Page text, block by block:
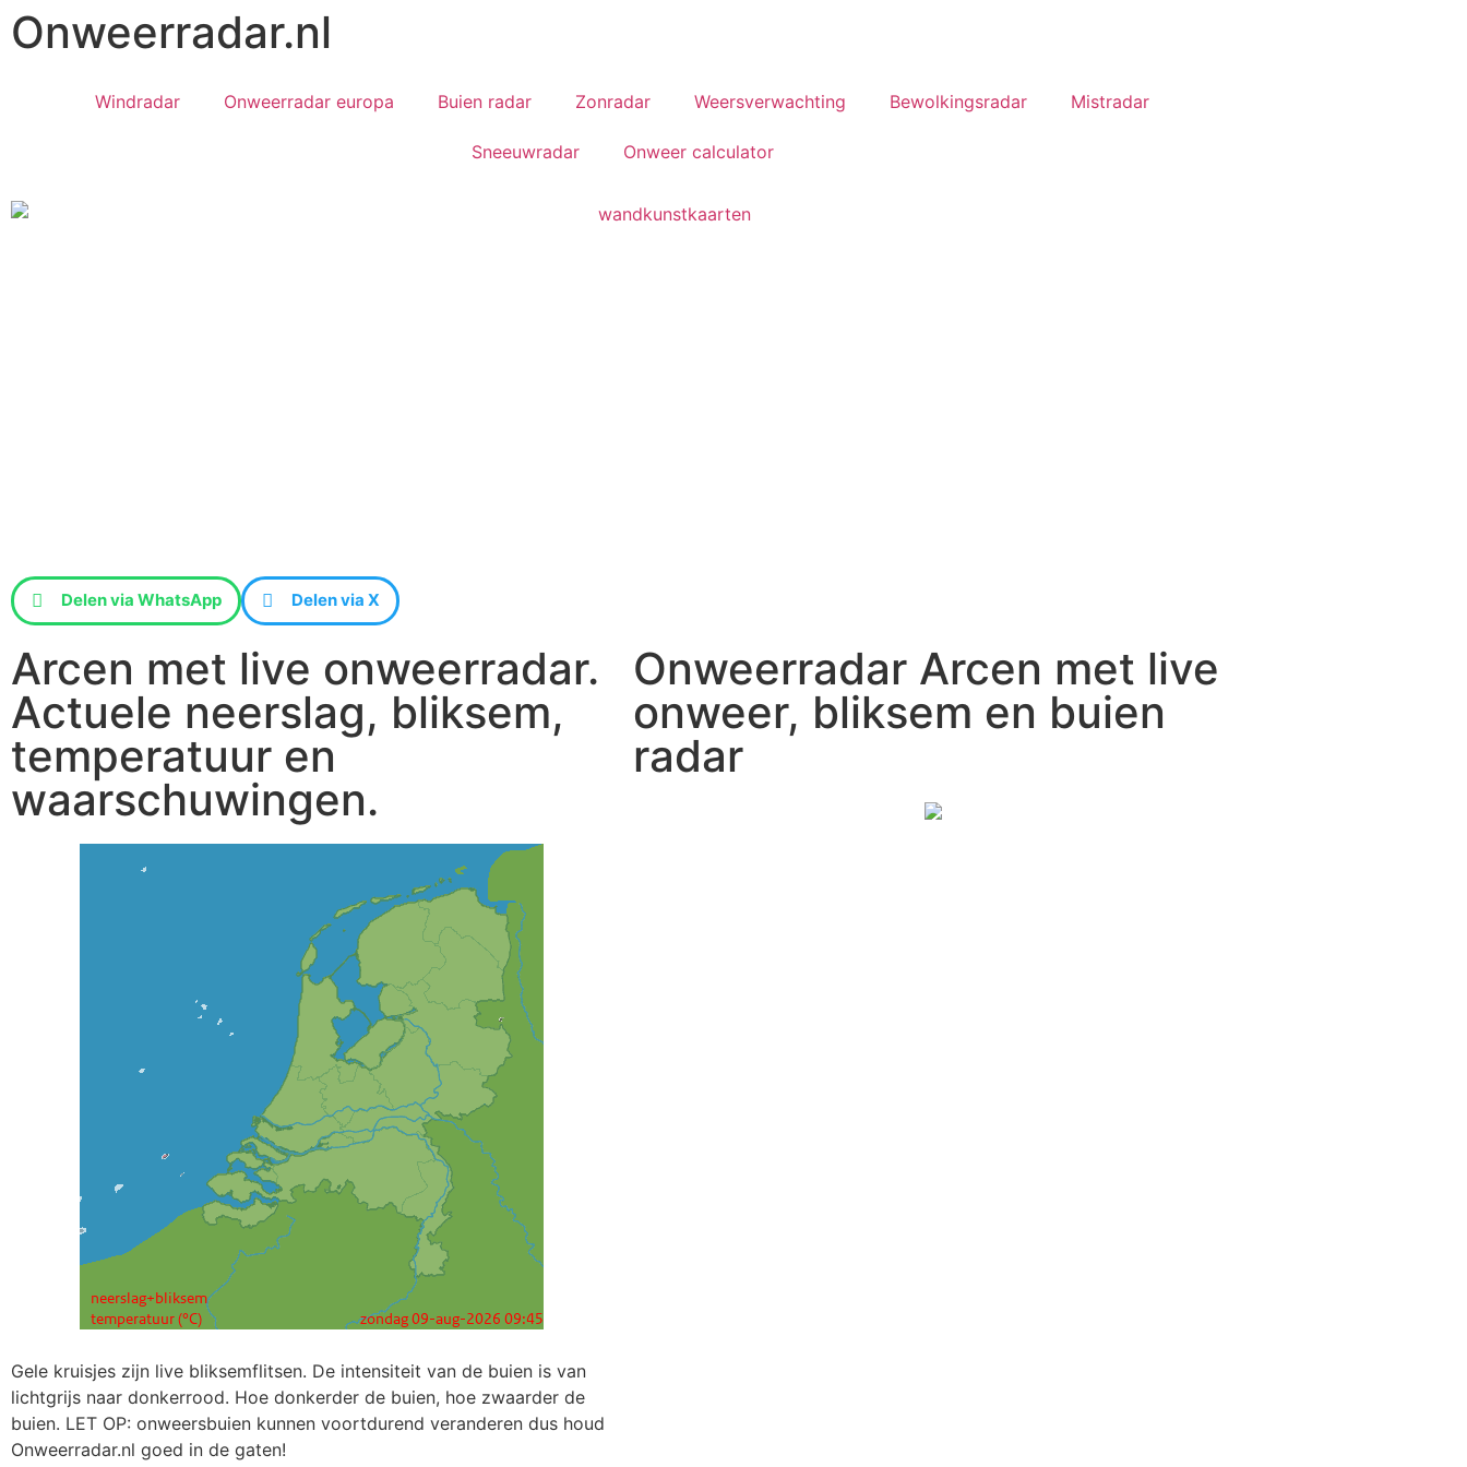
Onweerradar.nl
Windradar Onweerradar europa Buien radar Zonradar Weersverwachting Bewolkingsradar Mistradar
Sneeuwradar Onweer calculator
Delen via WhatsApp Delen via X
Arcen met live onweerradar.
Actuele neerslag, bliksem,
temperatuur en
waarschuwingen.
Gele kruisjes zijn live bliksemflitsen. De intensiteit van de buien is van
lichtgrijs naar donkerrood. Hoe donkerder de buien, hoe zwaarder de
buien. LET OP: onweersbuien kunnen voortdurend veranderen dus houd
Onweerradar.nl goed in de gaten!
Onweerradar Arcen met live
onweer, bliksem en buien
radar